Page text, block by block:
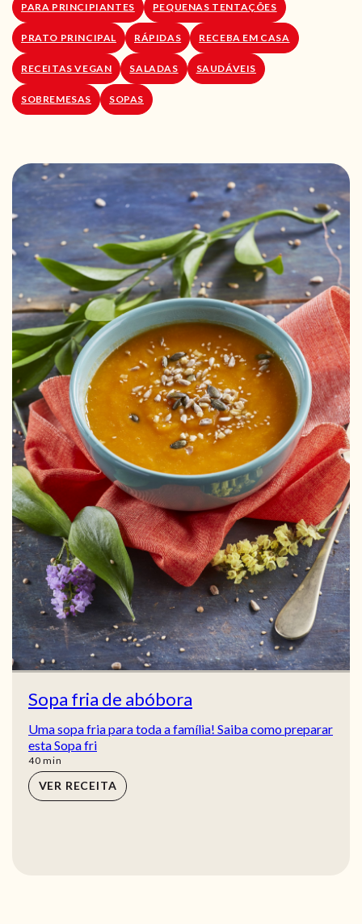
PARA PRINCIPIANTES PEQUENAS TENTAÇÕES
PRATO PRINCIPAL RÁPIDAS RECEBA EM CASA
RECEITAS VEGAN SALADAS SAUDÁVEIS
SOBREMESAS SOPAS
Sopa fria de abóbora
Uma sopa fria para toda a família! Saiba como preparar
esta Sopa fri
40min
min
VER RECEITA